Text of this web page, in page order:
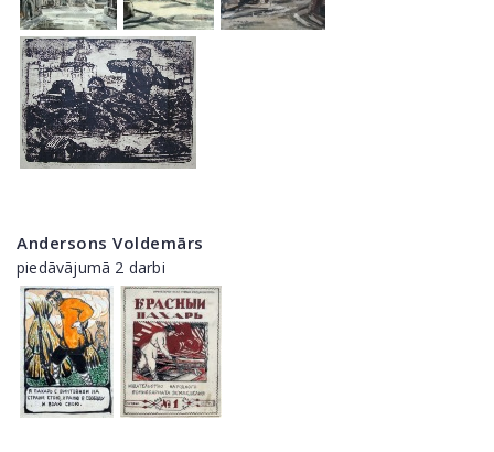
Andersons Voldemārs
piedāvājumā 2 darbi